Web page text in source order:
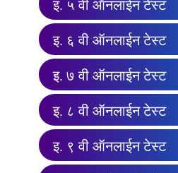
इ. ५ वी ऑनलाईन टेस्ट
इ. ६ वी ऑनलाईन टेस्ट
इ. ७ वी ऑनलाईन टेस्ट
इ. ८ वी ऑनलाईन टेस्ट
इ. ९ वी ऑनलाईन टेस्ट